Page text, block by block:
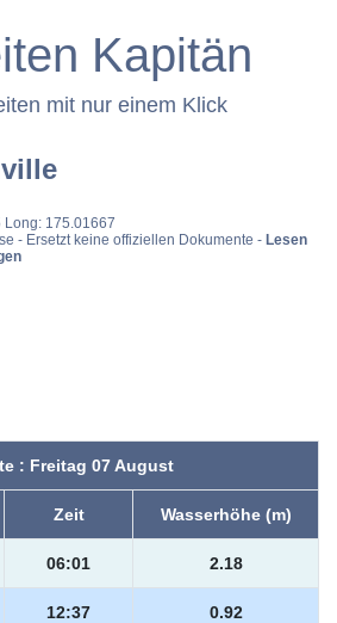
Kapitän
mit nur einem Klick
Long: 175.01667
- Ersetzt keine offiziellen Dokumente - Lesen
: Freitag 07 August
Zeit Wasserhöhe (m)
06:01 2.18
12:37 0.92